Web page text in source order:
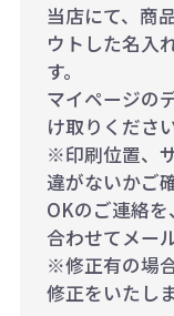
当店にて、商
ウトした名入
す。
マイページの
け取りください
※印刷位置、
違がないかご
OKのご連絡
合わせてメー
※修正有の場
修正をいたしま